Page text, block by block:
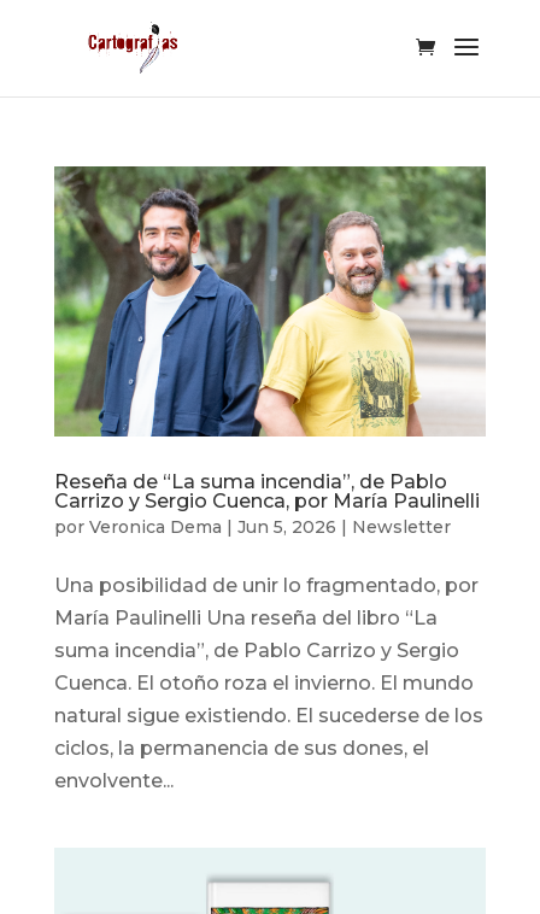
Reseña de “La suma incendia”, de Pablo
Carrizo y Sergio Cuenca, por María Paulinelli
por Veronica Dema | Jun 5, 2026 | Newsletter
Una posibilidad de unir lo fragmentado, por
María Paulinelli Una reseña del libro “La
suma incendia”, de Pablo Carrizo y Sergio
Cuenca. El otoño roza el invierno. El mundo
natural sigue existiendo. El sucederse de los
ciclos, la permanencia de sus dones, el
envolvente...